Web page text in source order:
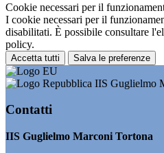
Cookie necessari per il
I cookie necessari per il
disabilitati. È possibile consultare
policy.
Accetta tutti Salva le preferenze
IIS Guglielmo
Contatti
IIS Guglielmo Marconi Tortona